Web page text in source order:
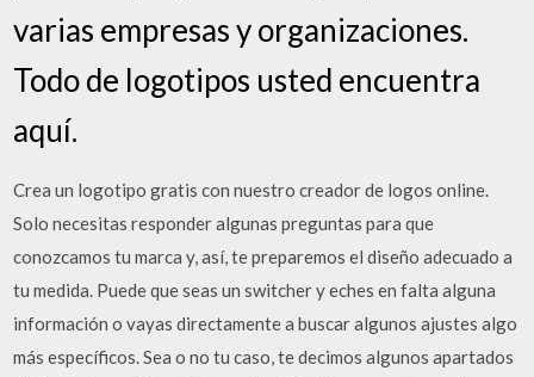
varias empresas y organizaciones.
Todo de logotipos usted encuentra
aquí.
Crea un logotipo gratis con nuestro creador de logos online.
Solo necesitas responder algunas preguntas para que
conozcamos tu marca y, así, te preparemos el diseño adecuado a
tu medida. Puede que seas un switcher y eches en falta alguna
información o vayas directamente a buscar algunos ajustes algo
más específicos. Sea o no tu caso, te decimos algunos apartados